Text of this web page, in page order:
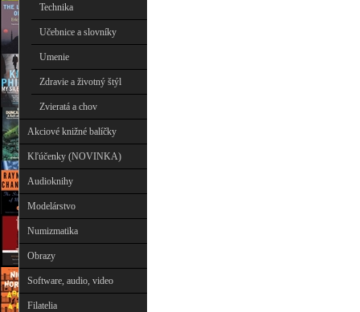
Technika
Učebnice a slovníky
Umenie
Zdravie a životný štýl
Zvieratá a chov
Akciové knižné balíčky
Kľúčenky (NOVINKA)
Audioknihy
Modelárstvo
Numizmatika
Obrazy
Software, audio, video
Filatelia